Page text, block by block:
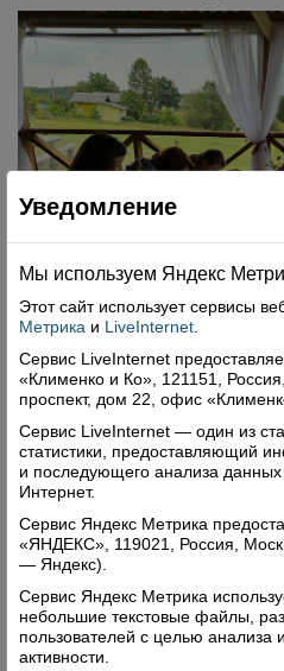
Мастер-класс
мезенской росписи»
Сухорукова
«Мне хотелось
каллиграфия вообще,
как её можно
на самом деле очень
который помогает
Уведомление
Мы используем Яндекс
Этот сайт использует сервисы
Метрика и LiveInternet
Сервис LiveInternet
«Клименко и Ко», 121151,
проспект, дом 22, офис
Сервис LiveInternet — один из
статистики, предоставляющий
и последующего анализа
Интернет.
Сервис Яндекс Метрика
«ЯНДЕКС», 119021, Россия,
— Яндекс).
Сервис Яндекс Метрика
небольшие текстовые файлы,
пользователей с целью анализа
активности.